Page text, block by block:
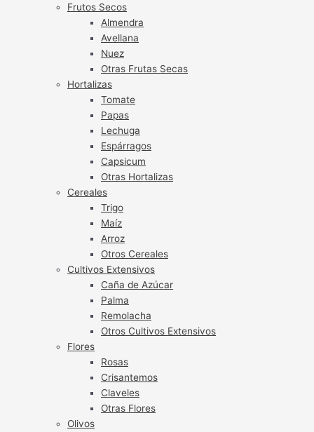
Frutos Secos
Almendra
Avellana
Nuez
Otras Frutas Secas
Hortalizas
Tomate
Papas
Lechuga
Espárragos
Capsicum
Otras Hortalizas
Cereales
Trigo
Maíz
Arroz
Otros Cereales
Cultivos Extensivos
Caña de Azúcar
Palma
Remolacha
Otros Cultivos Extensivos
Flores
Rosas
Crisantemos
Claveles
Otras Flores
Olivos